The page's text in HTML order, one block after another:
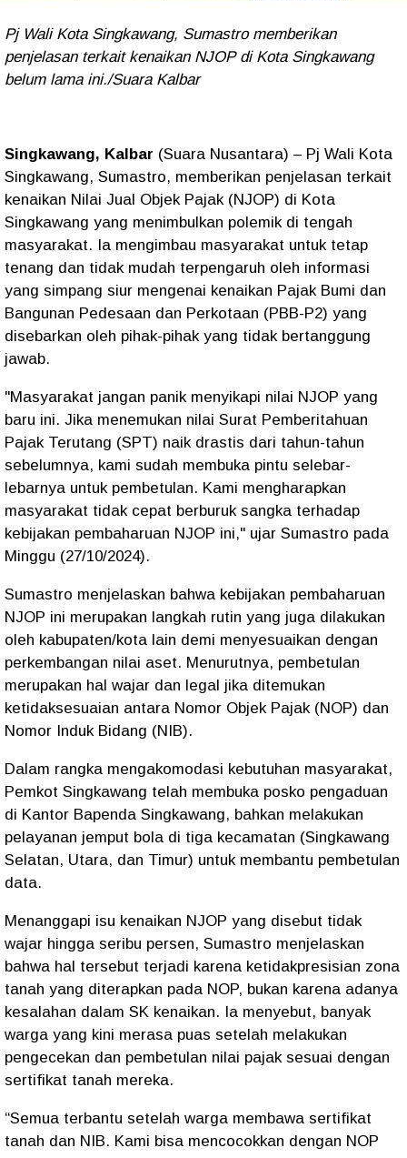
Pj Wali Kota Singkawang, Sumastro memberikan
penjelasan terkait kenaikan NJOP di Kota Singkawang
belum lama ini./Suara Kalbar
Singkawang, Kalbar (Suara Nusantara) – Pj Wali Kota
Singkawang, Sumastro, memberikan penjelasan terkait
kenaikan Nilai Jual Objek Pajak (NJOP) di Kota
Singkawang yang menimbulkan polemik di tengah
masyarakat. Ia mengimbau masyarakat untuk tetap
tenang dan tidak mudah terpengaruh oleh informasi
yang simpang siur mengenai kenaikan Pajak Bumi dan
Bangunan Pedesaan dan Perkotaan (PBB-P2) yang
disebarkan oleh pihak-pihak yang tidak bertanggung
jawab.
"Masyarakat jangan panik menyikapi nilai NJOP yang
baru ini. Jika menemukan nilai Surat Pemberitahuan
Pajak Terutang (SPT) naik drastis dari tahun-tahun
sebelumnya, kami sudah membuka pintu selebar-
lebarnya untuk pembetulan. Kami mengharapkan
masyarakat tidak cepat berburuk sangka terhadap
kebijakan pembaharuan NJOP ini," ujar Sumastro pada
Minggu (27/10/2024).
Sumastro menjelaskan bahwa kebijakan pembaharuan
NJOP ini merupakan langkah rutin yang juga dilakukan
oleh kabupaten/kota lain demi menyesuaikan dengan
perkembangan nilai aset. Menurutnya, pembetulan
merupakan hal wajar dan legal jika ditemukan
ketidaksesuaian antara Nomor Objek Pajak (NOP) dan
Nomor Induk Bidang (NIB).
Dalam rangka mengakomodasi kebutuhan masyarakat,
Pemkot Singkawang telah membuka posko pengaduan
di Kantor Bapenda Singkawang, bahkan melakukan
pelayanan jemput bola di tiga kecamatan (Singkawang
Selatan, Utara, dan Timur) untuk membantu pembetulan
data.
Menanggapi isu kenaikan NJOP yang disebut tidak
wajar hingga seribu persen, Sumastro menjelaskan
bahwa hal tersebut terjadi karena ketidakpresisian zona
tanah yang diterapkan pada NOP, bukan karena adanya
kesalahan dalam SK kenaikan. Ia menyebut, banyak
warga yang kini merasa puas setelah melakukan
pengecekan dan pembetulan nilai pajak sesuai dengan
sertifikat tanah mereka.
“Semua terbantu setelah warga membawa sertifikat
tanah dan NIB. Kami bisa mencocokkan dengan NOP